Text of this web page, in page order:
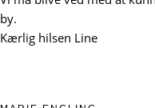
by.
Kærlig hilsen Line